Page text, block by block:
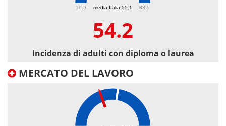
media Italia 55.1
16.5 83.5
54.2
Incidenza di adulti con diploma o laurea
MERCATO DEL LAVORO